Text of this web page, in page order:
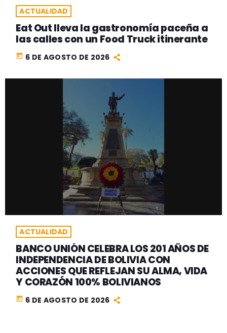
ACTUALIDAD
Eat Out lleva la gastronomía paceña a
las calles con un Food Truck itinerante
today 6 DE AGOSTO DE 2026
ACTUALIDAD
BANCO UNIÓN CELEBRA LOS 201 AÑOS DE
INDEPENDENCIA DE BOLIVIA CON
ACCIONES QUE REFLEJAN SU ALMA, VIDA
Y CORAZÓN 100% BOLIVIANOS
today 6 DE AGOSTO DE 2026